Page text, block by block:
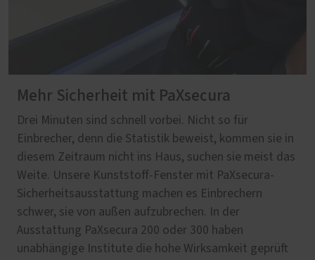
Mehr Sicherheit mit PaXsecura
Drei Minuten sind schnell vorbei. Nicht so für
Einbrecher, denn die Statistik beweist, kommen sie in
diesem Zeitraum nicht ins Haus, suchen sie meist das
Weite. Unsere Kunststoff-Fenster mit PaXsecura-
Sicherheitsausstattung machen es Einbrechern
schwer, sie von außen aufzubrechen. In der
Ausstattung PaXsecura 200 oder 300 haben
unabhängige Institute die hohe Wirksamkeit geprüft